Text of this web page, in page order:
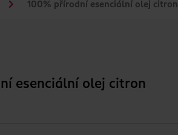
100% přírodní esenciální olej citron
esenciální olej citron